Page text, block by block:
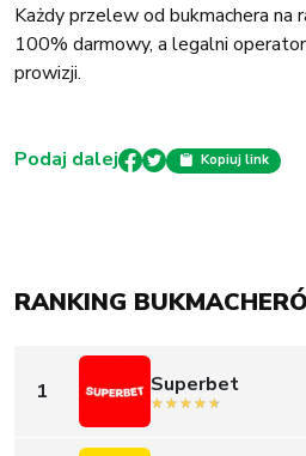
Każdy przelew od bukmachera na
100% darmowy, a legalni
prowizji.
Podaj dalej Kopiuj link
RANKING
1 Superbet